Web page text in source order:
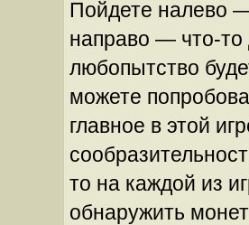
Пойдете налево
направо — что-то
любопытство
можете
главное в этой
то на каждой из
обнаружить